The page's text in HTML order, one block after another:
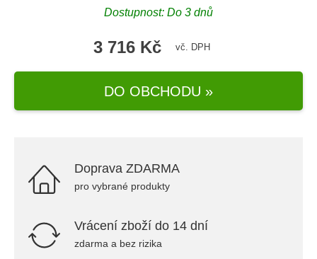
Dostupnost: Do 3 dnů
3 716 Kč vč. DPH
DO OBCHODU »
Doprava ZDARMA
pro vybrané produkty
Vrácení zboží do 14 dní
zdarma a bez rizika